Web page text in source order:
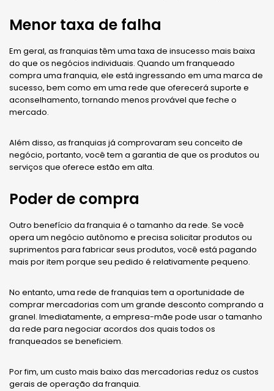
Menor taxa de falha
Em geral, as franquias têm uma taxa de insucesso mais baixa
do que os negócios individuais. Quando um franqueado
compra uma franquia, ele está ingressando em uma marca de
sucesso, bem como em uma rede que oferecerá suporte e
aconselhamento, tornando menos provável que feche o
mercado.
Além disso, as franquias já comprovaram seu conceito de
negócio, portanto, você tem a garantia de que os produtos ou
serviços que oferece estão em alta.
Poder de compra
Outro benefício da franquia é o tamanho da rede. Se você
opera um negócio autônomo e precisa solicitar produtos ou
suprimentos para fabricar seus produtos, você está pagando
mais por item porque seu pedido é relativamente pequeno.
No entanto, uma rede de franquias tem a oportunidade de
comprar mercadorias com um grande desconto comprando a
granel. Imediatamente, a empresa-mãe pode usar o tamanho
da rede para negociar acordos dos quais todos os
franqueados se beneficiem.
Por fim, um custo mais baixo das mercadorias reduz os custos
gerais de operação da franquia.